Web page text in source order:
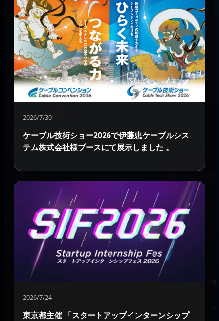
2026/7/30
ケーブル技術ショー2026で伊藤忠ケーブルシス
テム株式会社様ブースにて展示しました 。
2026/7/24
東京都主催 「スタートアップインターンシップ